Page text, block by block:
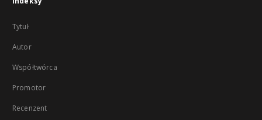
Tytuł
Autor
Współtwórca
Promotor
Recenzent